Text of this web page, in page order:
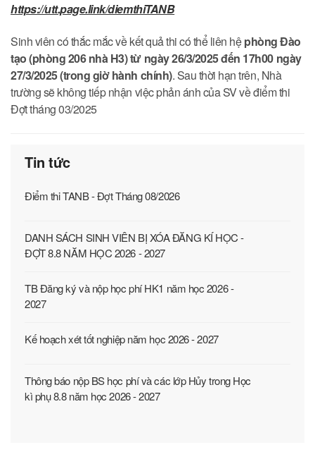
https://utt.page.link/diemthiTANB
Sinh viên có thắc mắc về kết quả thi có thể liên hệphòng Đào
tạo (phòng 206 nhà H3) từ ngày 26/3/2025 đến 17h00 ngày
27/3/2025 (trong giờ hành chính). Sau thời hạn trên, Nhà
trường sẽ không tiếp nhận việc phản ánh của SV về điểm thi
Đợt tháng 03/2025
Tin tức
Điểm thi TANB - Đợt Tháng 08/2026
DANH SÁCH SINH VIÊN BỊ XÓA ĐĂNG KÍ HỌC -
ĐỢT 8.8 NĂM HỌC 2026 - 2027
TB Đăng ký và nộp học phí HK1 năm học 2026 -
2027
Kế hoạch xét tốt nghiệp năm học 2026 - 2027
Thông báo nộp BS học phí và các lớp Hủy trong Học
kì phụ 8.8 năm học 2026 - 2027